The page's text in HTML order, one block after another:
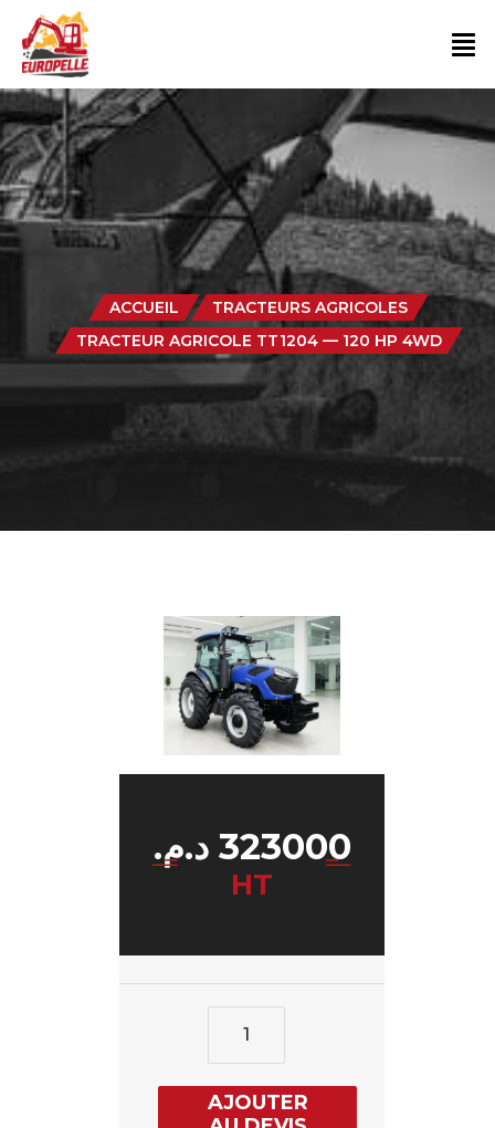
ACCUEIL
TRACTEURS AGRICOLES
TRACTEUR AGRICOLE TT1204 — 120 HP 4WD
323000 د.م.
HT
AJOUTER